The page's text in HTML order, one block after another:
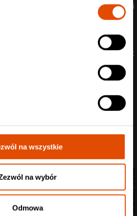
na wszystkie
na wybór
Odmowa
ochronie lub organizatorowi
masowej jest dostępny na:
pl/page/regulamin
nadchodzącym koncercie Bring